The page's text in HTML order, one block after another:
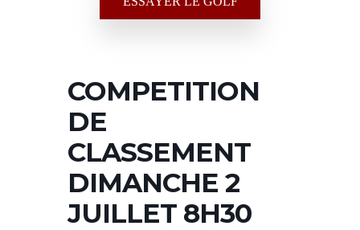
COMPETITION
DE
CLASSEMENT
DIMANCHE 2
JUILLET 8H30